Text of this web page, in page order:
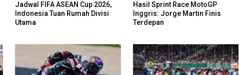
Jadwal FIFA ASEAN Cup 2026,
Indonesia Tuan Rumah Divisi
Utama
Hasil Sprint Race MotoGP
Inggris: Jorge Martin Finis
Terdepan